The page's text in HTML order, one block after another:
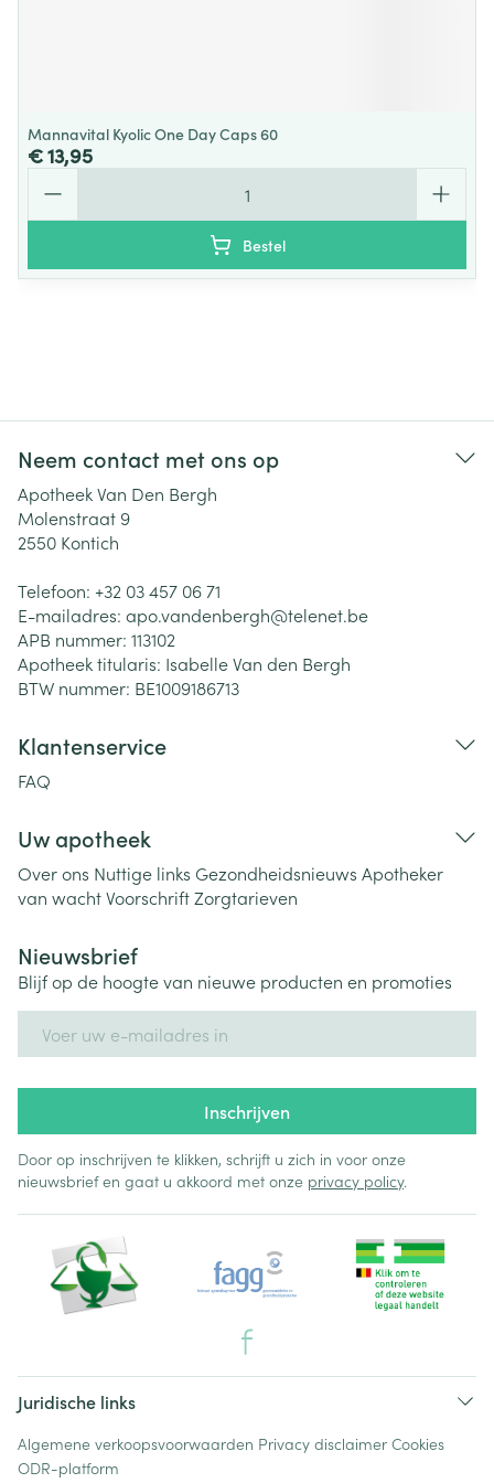
Mannavital Kyolic One Day Caps 60
€ 13,95
Bestel
Neem contact met ons op
Apotheek Van Den Bergh
Molenstraat 9
2550 Kontich
Telefoon: +32 03 457 06 71
E-mailadres: apo.vandenbergh@telenet.be
APB nummer: 113102
Apotheek titularis: Isabelle Van den Bergh
BTW nummer: BE1009186713
Klantenservice
FAQ
Uw apotheek
Over ons Nuttige links Gezondheidsnieuws Apotheker
van wachtVoorschriftZorgtarieven
Nieuwsbrief
Blijf op de hoogte van nieuwe producten en promoties
Inschrijven
Door op inschrijven te klikken, schrijft u zich in voor onze
nieuwsbrief en gaat u akkoord met onze privacy policy.
Juridische links
Algemene verkoopsvoorwaarden Privacy disclaimer Cookies
ODR-platform